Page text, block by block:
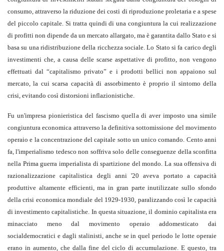
consumo, attraverso la riduzione dei costi di riproduzione proletaria e a spese
del piccolo capitale. Si tratta quindi di una congiuntura la cui realizzazione
di profitti non dipende da un mercato allargato, ma è garantita dallo Stato e si
basa su una ridistribuzione della ricchezza sociale. Lo Stato si fa carico degli
investimenti che, a causa delle scarse aspettative di profitto, non vengono
effettuati dal “capitalismo privato” e i prodotti bellici non appaiono sul
mercato, la cui scarsa capacità di assorbimento è proprio il sintomo della
crisi, evitando così distorsioni inflazionistiche.
Fu un'impresa pionieristica del fascismo quella di aver imposto una simile
congiuntura economica attraverso la definitiva sottomissione del movimento
operaio e la concentrazione del capitale sotto un unico comando. Cento anni
fa, l'imperialismo tedesco non soffriva solo delle conseguenze della sconfitta
nella Prima guerra imperialista di spartizione del mondo. La sua offensiva di
razionalizzazione capitalistica degli anni '20 aveva portato a capacità
produttive altamente efficienti, ma in gran parte inutilizzate sullo sfondo
della crisi economica mondiale del 1929-1930, paralizzando così le capacità
di investimento capitalistiche. In questa situazione, il dominio capitalista era
minacciato meno dal movimento operaio addomesticato dai
socialdemocratici e dagli stalinisti, anche se in quel periodo le lotte operaie
erano in aumento, che dalla fine del ciclo di accumulazione. E questo, tra